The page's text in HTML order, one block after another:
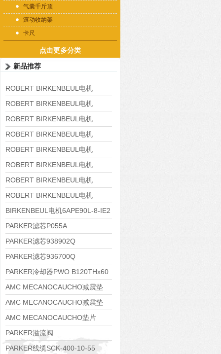
气囊千斤顶
滚动收纳架
卡尺
点击更多分类
新品推荐
ROBERT BIRKENBEUL电机
8APE225M-4-IE3
ROBERT BIRKENBEUL电机
8APE180L-4 IE3
ROBERT BIRKENBEUL电机
8APE160M-6 IE3
ROBERT BIRKENBEUL电机
8APE160L-4-IE3
ROBERT BIRKENBEUL电机
8APE112M-6K-IE3
ROBERT BIRKENBEUL电机
8APE100L-2 IE3
ROBERT BIRKENBEUL电机
8APE90S-4 IE3
ROBERT BIRKENBEUL电机
8APE80M-2K-IE3
BIRKENBEUL电机6APE90L-8-IE2
PARKER滤芯P055A
PARKER滤芯938902Q
PARKER滤芯936700Q
PARKER冷却器PWO B120THx60
AMC MECANOCAUCHO减震垫
138552
AMC MECANOCAUCHO减震垫
138551
AMC MECANOCAUCHO垫片
608074
PARKER溢流阀
RE06M35W2N1KWXG087
PARKER线缆SCK-400-10-55